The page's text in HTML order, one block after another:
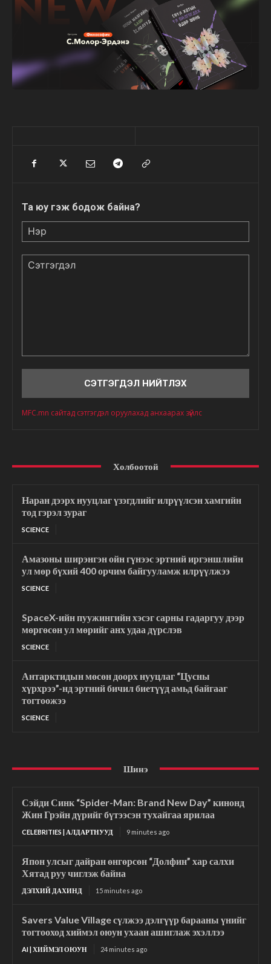
Та юу гэж бодож байна?
MFC.mn сайтад сэтгэгдэл оруулахад анхаарах зүйлс
Холбоотой
Наран дээрх нууцлаг үзэгдлийг илрүүлсэн хамгийн
тод гэрэл зураг
SCIENCE
Амазоны ширэнгэн ойн гүнээс эртний иргэншлийн
ул мөр бүхий 400 орчим байгууламж илрүүлжээ
SCIENCE
SpaceX-ийн пуужингийн хэсэг сарны гадаргуу дээр
мөргөсөн ул мөрийг анх удаа дүрслэв
SCIENCE
Антарктидын мөсөн доорх нууцлаг “Цусны
хүрхрээ”-нд эртний бичил биетүүд амьд байгааг
тогтоожээ
SCIENCE
Шинэ
Сэйди Синк “Spider-Man: Brand New Day” кинонд
Жин Грэйн дүрийг бүтээсэн тухайгаа ярилаа
CELEBRITIES | АЛДАРТНУУД 9 minutes ago
Япон улсыг дайран өнгөрсөн “Долфин” хар салхи
Хятад руу чиглэж байна
ДЭЛХИЙ ДАХИНД 15 minutes ago
Savers Value Village сүлжээ дэлгүүр барааны үнийг
тогтооход хиймэл оюун ухаан ашиглаж эхэллээ
AI | ХИЙМЭЛ ОЮУН 24 minutes ago